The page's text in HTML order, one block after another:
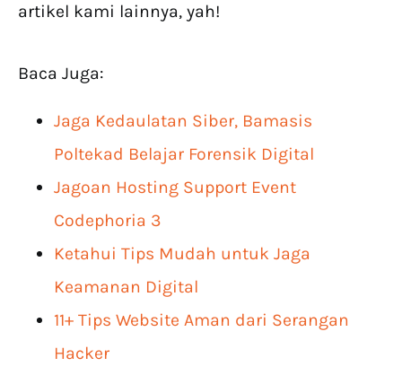
artikel kami lainnya, yah!
Baca Juga:
Jaga Kedaulatan Siber, Bamasis
Poltekad Belajar Forensik Digital
Jagoan Hosting Support Event
Codephoria 3
Ketahui Tips Mudah untuk Jaga
Keamanan Digital
11+ Tips Website Aman dari Serangan
Hacker